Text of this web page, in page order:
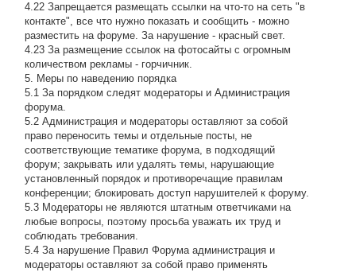
4.22 Запрещается размещать ссылки на что-то на сеть "в
контакте", все что нужно показать и сообщить - можно
разместить на форуме. За нарушение - красный свет.
4.23 За размещение ссылок на фотосайты с огромным
количеством рекламы - горчичник.
5. Меры по наведению порядка
5.1 За порядком следят модераторы и Администрация
форума.
5.2 Администрация и модераторы оставляют за собой
право переносить темы и отдельные посты, не
соответствующие тематике форума, в подходящий
форум; закрывать или удалять темы, нарушающие
установленный порядок и противоречащие правилам
конференции; блокировать доступ нарушителей к форуму.
5.3 Модераторы не являются штатным ответчиками на
любые вопросы, поэтому просьба уважать их труд и
соблюдать требования.
5.4 За нарушение Правил Форума администрация и
модераторы оставляют за собой право применять